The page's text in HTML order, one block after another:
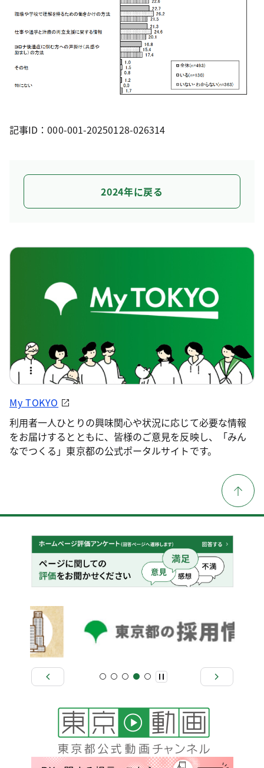
記事ID：000-001-20250128-026314
2024年に戻る
My TOKYO
利用者一人ひとりの興味関心や状況に応じて必要な情報
をお届けするとともに、皆様のご意見を反映し、「みん
なでつくる」東京都の公式ポータルサイトです。